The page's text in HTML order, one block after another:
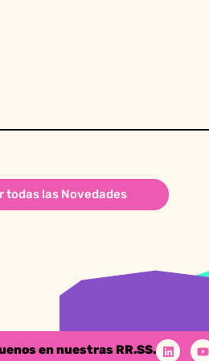
todas las Novedades
en nuestras RR.SS.